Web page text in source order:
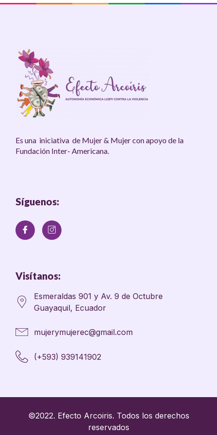
Es una iniciativa de Mujer & Mujer con apoyo de la
Fundación Inter- Americana.
Síguenos:
Visítanos:
Esmeraldas 901 y Av. 9 de Octubre
Guayaquil, Ecuador
mujerymujerec@gmail.com
(+593) 939141902
©2022. Efecto Arcoiris. Todos los derechos
reservados